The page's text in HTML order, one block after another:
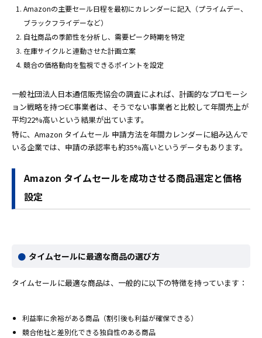
Amazonの主要セール日程を最初にカレンダーに記入（プライムデー、
ブラックフライデーなど）
自社商品の季節性を分析し、需要ピーク時期を特定
在庫サイクルと連動させた計画立案
競合の価格動向を監視できるポイントを設定
一般社団法人日本通信販売協会の調査によれば、計画的なプロモーシ
ョン戦略を持つEC事業者は、そうでない事業者と比較して年間売上が
平均22%高いという結果が出ています。
特に、Amazon タイムセール 申請方法を年間カレンダーに組み込んで
いる企業では、申請の承認率も約35%高いというデータもあります。
Amazon タイムセールを成功させる商品選定と価格
設定
タイムセールに最適な商品の選び方
タイムセールに最適な商品は、一般的に以下の特徴を持っています：
利益率に余裕がある商品（割引後も利益が確保できる）
競合他社と差別化できる独自性のある商品